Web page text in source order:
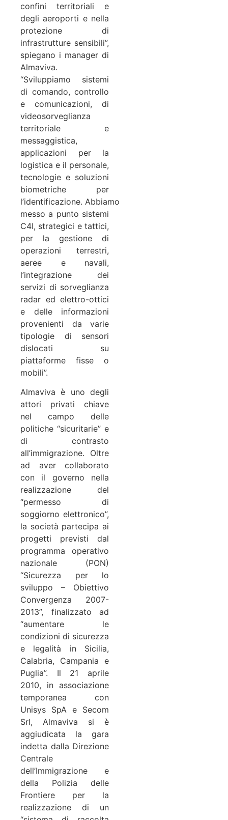
confini territoriali e
degli aeroporti e nella
protezione di
infrastrutture sensibili”,
spiegano i manager di
Almaviva.
“Sviluppiamo sistemi
di comando, controllo
e comunicazioni, di
videosorveglianza
territoriale e
messaggistica,
applicazioni per la
logistica e il personale,
tecnologie e soluzioni
biometriche per
l’identificazione. Abbiamo
messo a punto sistemi
C4I, strategici e tattici,
per la gestione di
operazioni terrestri,
aeree e navali,
l’integrazione dei
servizi di sorveglianza
radar ed elettro-ottici
e delle informazioni
provenienti da varie
tipologie di sensori
dislocati su
piattaforme fisse o
mobili”.
Almaviva è uno degli
attori privati chiave
nel campo delle
politiche “sicuritarie” e
di contrasto
all’immigrazione. Oltre
ad aver collaborato
con il governo nella
realizzazione del
“permesso di
soggiorno elettronico”,
la società partecipa ai
progetti previsti dal
programma operativo
nazionale (PON)
“Sicurezza per lo
sviluppo – Obiettivo
Convergenza 2007-
2013”, finalizzato ad
“aumentare le
condizioni di sicurezza
e legalità in Sicilia,
Calabria, Campania e
Puglia”. Il 21 aprile
2010, in associazione
temporanea con
Unisys SpA e Secom
Srl, Almaviva si è
aggiudicata la gara
indetta dalla Direzione
Centrale
dell’Immigrazione e
della Polizia delle
Frontiere per la
realizzazione di un